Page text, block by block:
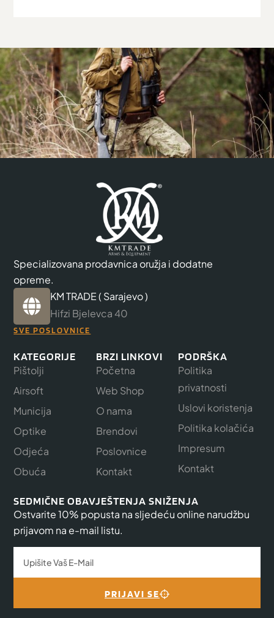
Specializovana prodavnica oružja i dodatne
opreme.
KM TRADE ( Sarajevo )
Hifzi Bjelevca 40
SVE POSLOVNICE
KATEGORIJE
Pištolji
Airsoft
Municija
Optike
Odjeća
Obuća
BRZI LINKOVI
Početna
Web Shop
O nama
Brendovi
Poslovnice
Kontakt
PODRŠKA
Politika
privatnosti
Uslovi koristenja
Politika kolačića
Impresum
Kontakt
SEDMIČNE OBAVJEŠTENJA SNIŽENJA
Ostvarite 10% popusta na sljedeću online narudžbu
prijavom na e-mail listu.
PRIJAVI SE